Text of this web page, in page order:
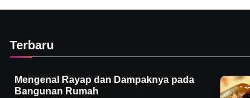
Terbaru
Mengenal Rayap dan Dampaknya pada
Bangunan Rumah